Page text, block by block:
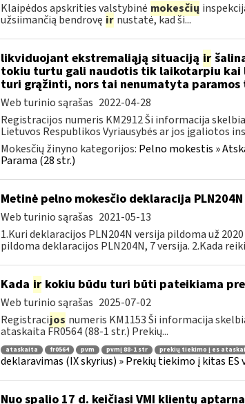
Klaipėdos apskrities valstybinė mokesčių
užsiimančią bendrovę ir nustatė, kad ši...
likviduojant ekstremaliąją situaciją ir
tokiu turtu gali naudotis tik laikotarpiu kai
turi grąžinti, nors tai nenumatyta paramos
Web turinio sąrašas 2022-04-28
Registracijos numeris KM2912 Ši informacija
Lietuvos Respublikos Vyriausybės ar jos įgaliotos
Mokesčių žinyno kategorijos: Pelno mokestis »
Parama (28 str.)
Metinė pelno mokesčio deklaracija PLN204N
Web turinio sąrašas 2021-05-13
1.Kuri deklaracijos PLN204N versija pildoma už
pildoma deklaracijos PLN204N, 7 versija. 2.Kada
Kada irkokiu būdu turi būti pateikiama
Web turinio sąrašas 2025-07-02
Registracijos numeris KM1153 Ši informacija
ataskaita FR0564 (88-1 str.) Prekių...
ataskaita fr0564 pvm pvmį 88-1 str prekių tiekimo į es
deklaravimas (IX skyrius) » Prekių tiekimo į kitas
Nuo spalio 17 d. keičiasi VMI klientų